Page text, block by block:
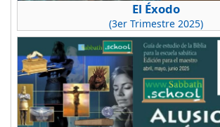
El Éxodo
(3er Trimestre 2025)